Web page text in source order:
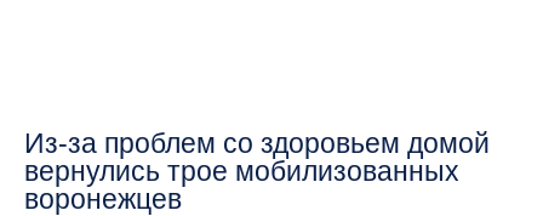
Из-за проблем со здоровьем домой
вернулись трое мобилизованных
воронежцев